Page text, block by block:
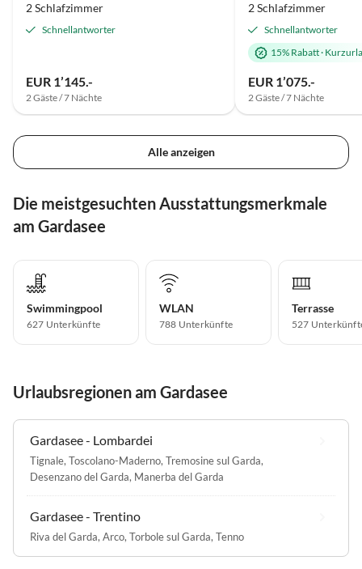
2 Schlafzimmer
Schnellantworter
EUR 1’145.-
2 Gäste / 7 Nächte
2 Schlafzimmer
Schnellantworter
15% Rabatt·
EUR 1’075.-
2 Gäste / 7 Nächte
Alle anzeigen
Die meistgesuchten Ausstattungsmerkmale
am Gardasee
Swimmingpool
627 Unterkünfte
WLAN
788 Unterkünfte
Terrasse
527
Urlaubsregionen am Gardasee
Gardasee - Lombardei
Tignale, Toscolano-Maderno, Tremosine sul Garda,
Desenzano del Garda, Manerba del Garda
Gardasee - Trentino
Riva del Garda, Arco, Torbole sul Garda, Tenno